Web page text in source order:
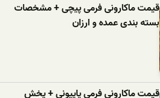
قیمت ماکارونی فرمی پیچی + مشخصات
بسته بندی عمده و ارزان
قیمت ماکارونی فرمی پاپیونی + پخش